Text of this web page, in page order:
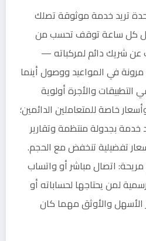
تريد خدمة موثوقة تصلك
كل ساعة توقف تحسب من
عن شريك دائم لمركباته —
في المواعيد ووصول أينما
والأجرة أولوية
خاصة للمتعاملين الدائمين؛
بجدولة منتظمة وتقارير
تفضيلية تنخفض مع الحجم.
اتصال مباشر أو واتساب
لمن يحتاجها لحساباته أو
الأسهل والأوثق مهما كان